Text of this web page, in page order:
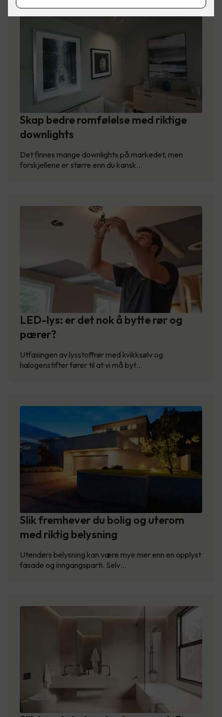
Skap bedre romfølelse med riktige
downlights
Det finnes mange downlights på markedet, men
forskjellene er større enn du kansk…
LED-lys: er det nok å bytte rør og
pærer?
Utfasingen av lysstoffrør med kvikksølv og
halogenstifter fører til at vi må byt…
Slik fremhever du bolig og uterom
med riktig belysning
Utendørs belysning kan være mye mer enn en opplyst
fasade og inngangsparti. Selv…